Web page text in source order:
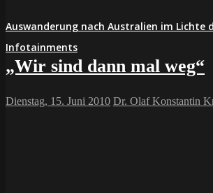
Auswanderung nach Australien im Lichte
Infotainments
„Wir sind dann mal weg“
Dienstag, 15. Juni 2010 Dr. Olaf Konstantin